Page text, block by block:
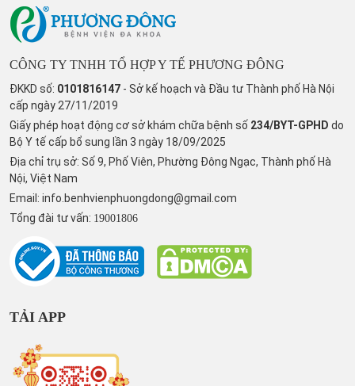
CÔNG TY TNHH TỔ HỢP Y TẾ PHƯƠNG ĐÔNG
ĐKKD số: 0101816147 - Sở kế hoạch và Đầu tư Thành phố Hà Nội
cấp ngày 27/11/2019
Giấy phép hoạt động cơ sở khám chữa bệnh số 234/BYT-GPHD do
Bộ Y tế cấp bổ sung lần 3 ngày 18/09/2025
Địa chỉ trụ sở: Số 9, Phố Viên, Phường Đông Ngạc, Thành phố Hà
Nội, Việt Nam
Email: info.benhvienphuongdong@gmail.com
Tổng đài tư vấn: 19001806
TẢI APP